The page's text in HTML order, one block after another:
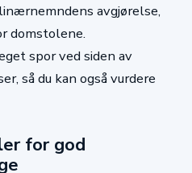
avgjørelse,
domstolene.
spor ved siden av
så du kan også vurdere
for god